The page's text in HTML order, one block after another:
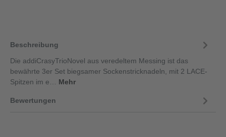
Beschreibung
Die addiCrasyTrioNovel aus veredeltem Messing ist das
bewährte 3er Set biegsamer Sockenstricknadeln, mit 2 LACE-
Spitzen im e… Mehr
Bewertungen